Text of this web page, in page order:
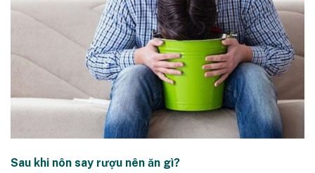
Sau khi nôn say rượu nên ăn gì?